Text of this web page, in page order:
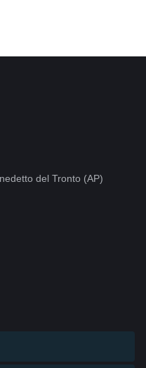
del Tronto (AP)